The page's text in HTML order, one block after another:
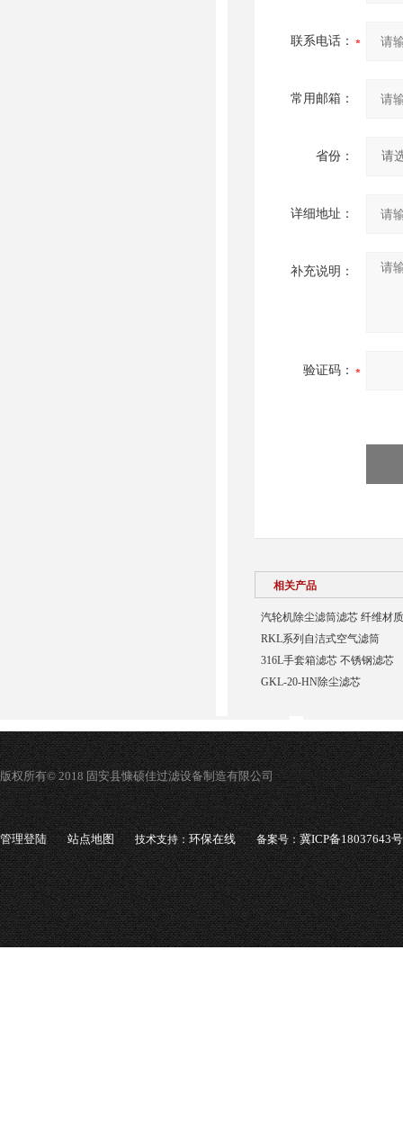
联系电话：
常用邮箱：
省份：
详细地址：
补充说明：
验证码：
相关产品
汽轮机除尘滤筒滤芯 纤维材质
RKL系列自洁式空气滤筒
316L手套箱滤芯 不锈钢滤芯
GKL-20-HN除尘滤芯
版权所有© 2018 固安县慷硕佳过滤设备制造有限公司
管理登陆 站点地图 技术支持：环保在线 备案号：冀ICP备18037643